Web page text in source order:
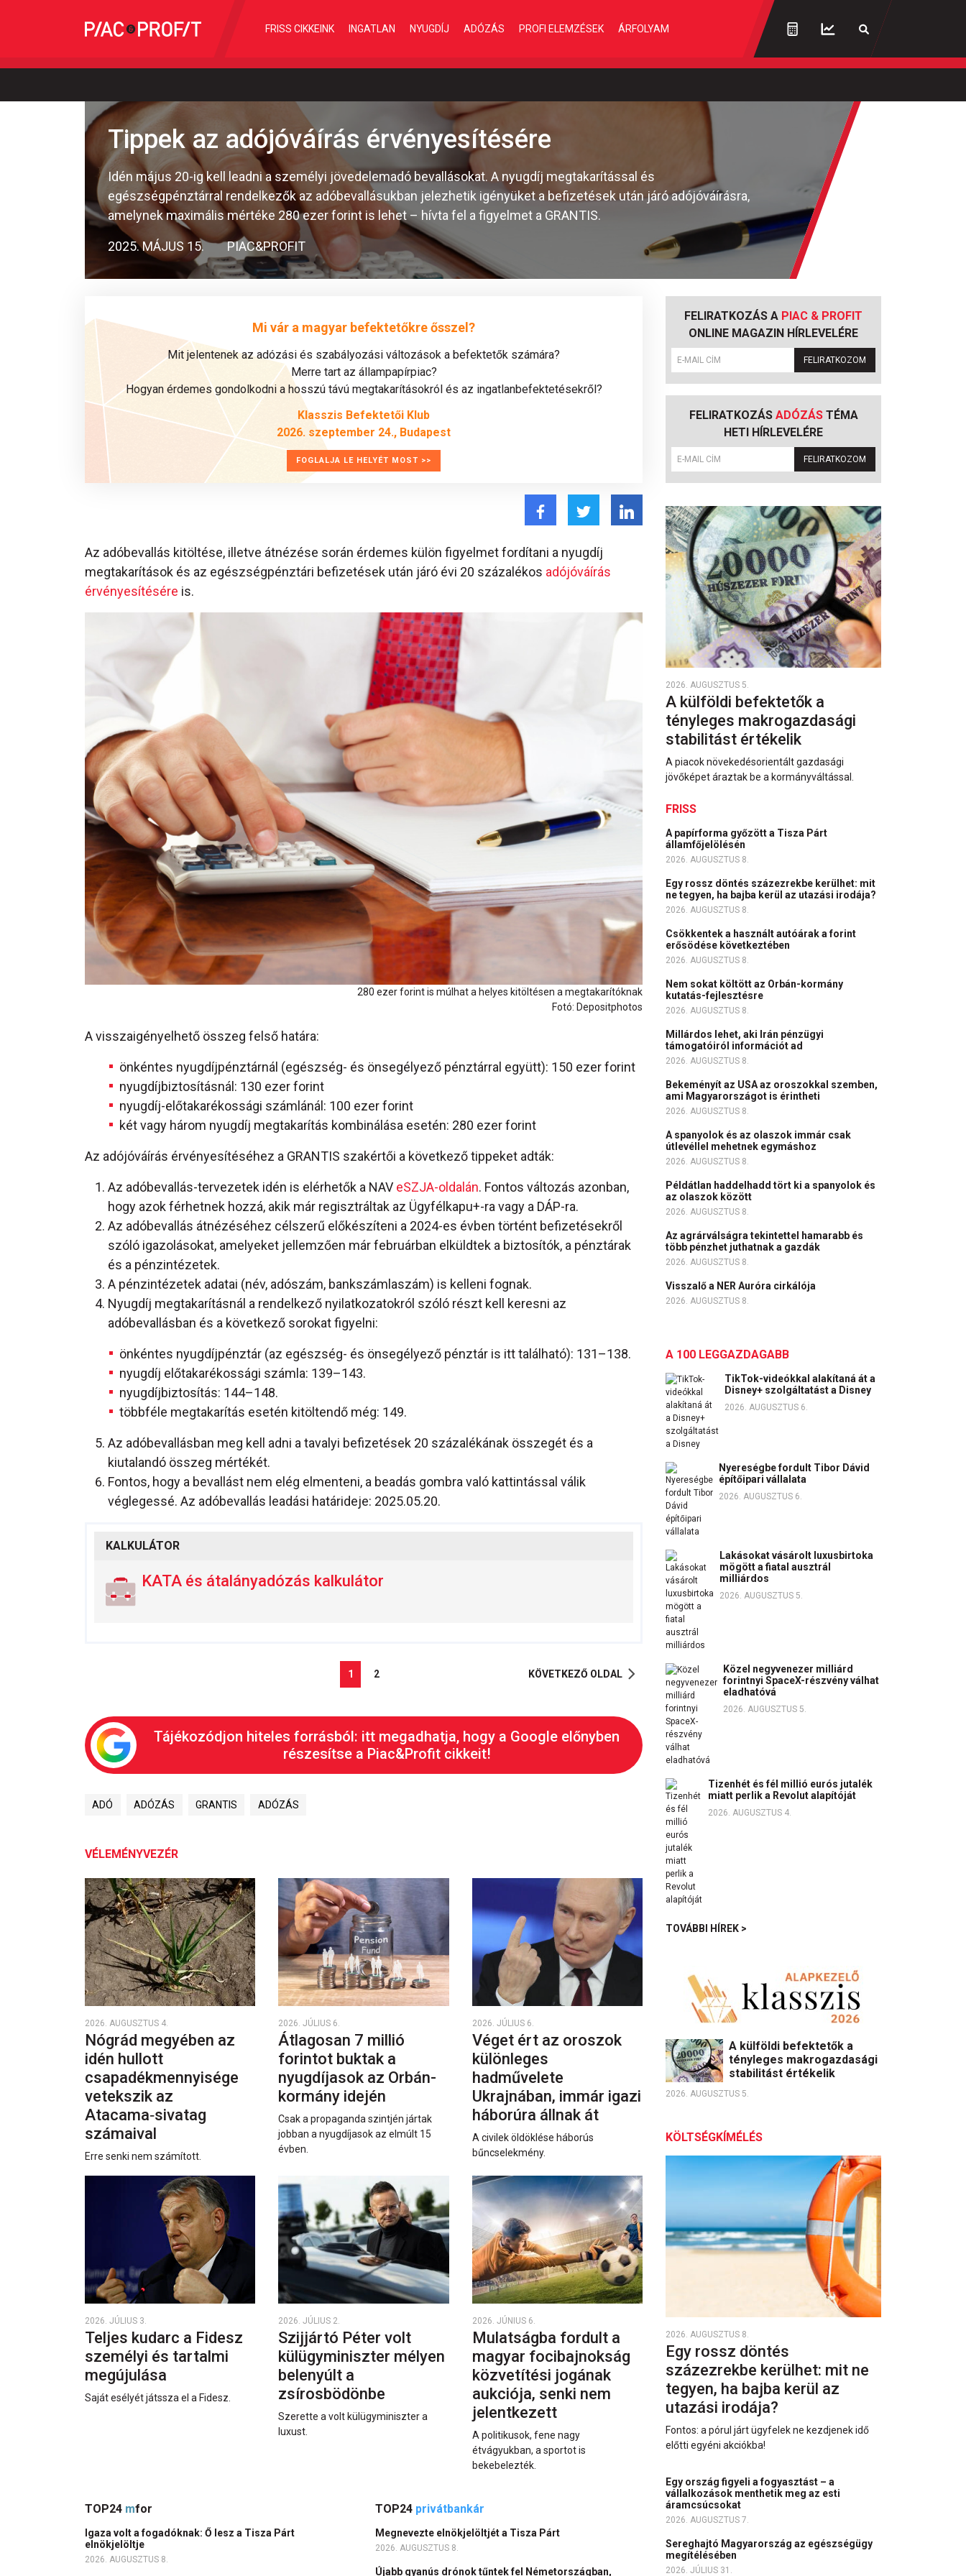
FRISS CIKKEINK INGATLAN NYUGDÍJ ADÓZÁS PROFI ELEMZÉSEK ÁRFOLYAM
Tippek az adójóváírás érvényesítésére
Idén május 20-ig kell leadni a személyi jövedelemadó bevallásokat. A nyugdíj megtakarítással és
egészségpénztárral rendelkezők az adóbevallásukban jelezhetik igényüket a befizetések után járó adójóváírásra,
amelynek maximális mértéke 280 ezer forint is lehet – hívta fel a figyelmet a GRANTIS.
2025. MÁJUS 15. PIAC&PROFIT
Mi vár a magyar befektetőkre ősszel?
Mit jelentenek az adózási és szabályozási változások a befektetők számára?
Merre tart az állampapírpiac?
Hogyan érdemes gondolkodni a hosszú távú megtakarításokról és az ingatlanbefektetésekről?
Klasszis Befektetői Klub
2026. szeptember 24., Budapest
FOGLALJA LE HELYÉT MOST >>
Az adóbevallás kitöltése, illetve átnézése során érdemes külön figyelmet fordítani a nyugdíj
megtakarítások és az egészségpénztári befizetések után járó évi 20 százalékos adójóváírás
érvényesítésére is.
280 ezer forint is múlhat a helyes kitöltésen a megtakarítóknak
Fotó: Depositphotos
A visszaigényelhető összeg felső határa:
önkéntes nyugdíjpénztárnál (egészség- és önsegélyező pénztárral együtt): 150 ezer forint
nyugdíjbiztosításnál: 130 ezer forint
nyugdíj-előtakarékossági számlánál: 100 ezer forint
két vagy három nyugdíj megtakarítás kombinálása esetén: 280 ezer forint
Az adójóváírás érvényesítéséhez a GRANTIS szakértői a következő tippeket adták:
Az adóbevallás-tervezetek idén is elérhetők a NAV eSZJA-oldalán. Fontos változás azonban,
hogy azok férhetnek hozzá, akik már regisztráltak az Ügyfélkapu+-ra vagy a DÁP-ra.
Az adóbevallás átnézéséhez célszerű előkészíteni a 2024-es évben történt befizetésekről
szóló igazolásokat, amelyeket jellemzően már februárban elküldtek a biztosítók, a pénztárak
és a pénzintézetek.
A pénzintézetek adatai (név, adószám, bankszámlaszám) is kelleni fognak.
Nyugdíj megtakarításnál a rendelkező nyilatkozatokról szóló részt kell keresni az
adóbevallásban és a következő sorokat figyelni:
önkéntes nyugdíjpénztár (az egészség- és önsegélyező pénztár is itt található): 131–138.
nyugdíj előtakarékossági számla: 139–143.
nyugdíjbiztosítás: 144–148.
többféle megtakarítás esetén kitöltendő még: 149.
Az adóbevallásban meg kell adni a tavalyi befizetések 20 százalékának összegét és a
kiutalandó összeg mértékét.
Fontos, hogy a bevallást nem elég elmenteni, a beadás gombra való kattintással válik
véglegessé. Az adóbevallás leadási határideje: 2025.05.20.
KALKULÁTOR
KATA és átalányadózás kalkulátor
1 2 KÖVETKEZŐ OLDAL
Tájékozódjon hiteles forrásból: itt megadhatja, hogy a Google előnyben
részesítse a Piac&Profit cikkeit!
ADÓ ADÓZÁS GRANTIS ADÓZÁS
VÉLEMÉNYVEZÉR
2026. AUGUSZTUS 4.
Nógrád megyében az
idén hullott
csapadékmennyisége
vetekszik az
Atacama‑sivatag
számaival
Erre senki nem számított.
2026. JÚLIUS 6.
Átlagosan 7 millió
forintot buktak a
nyugdíjasok az Orbán-
kormány idején
Csak a propaganda szintjén jártak
jobban a nyugdíjasok az elmúlt 15
évben.
2026. JÚLIUS 6.
Véget ért az oroszok
különleges
hadművelete
Ukrajnában, immár igazi
háborúra állnak át
A civilek öldöklése háborús
bűncselekmény.
2026. JÚLIUS 3.
Teljes kudarc a Fidesz
személyi és tartalmi
megújulása
Saját esélyét játssza el a Fidesz.
2026. JÚLIUS 2.
Szijjártó Péter volt
külügyminiszter mélyen
belenyúlt a
zsírosbödönbe
Szerette a volt külügyminiszter a
luxust.
2026. JÚNIUS 6.
Mulatságba fordult a
magyar focibajnokság
közvetítési jogának
aukciója, senki nem
jelentkezett
A politikusok, fene nagy
étvágyukban, a sportot is
bekebelezték.
TOP24 mfor
Igaza volt a fogadóknak: Ő lesz a Tisza Párt
elnökjelöltje
2026. AUGUSZTUS 8.
TOP24 privátbankár
Megnevezte elnökjelöltjét a Tisza Párt
2026. AUGUSZTUS 8.
Újabb gyanús drónok tűntek fel Németországban,
FELIRATKOZÁS A PIAC & PROFIT
ONLINE MAGAZIN HÍRLEVELÉRE
FELIRATKOZOM
FELIRATKOZÁS ADÓZÁSTÉMA
HETI HÍRLEVELÉRE
FELIRATKOZOM
2026. AUGUSZTUS 5.
A külföldi befektetők a
tényleges makrogazdasági
stabilitást értékelik
A piacok növekedésorientált gazdasági
jövőképet áraztak be a kormányváltással.
FRISS
A papírforma győzött a Tisza Párt
államfőjelölésén
2026. AUGUSZTUS 8.
Egy rossz döntés százezrekbe kerülhet: mit
ne tegyen, ha bajba kerül az utazási irodája?
2026. AUGUSZTUS 8.
Csökkentek a használt autóárak a forint
erősödése következtében
2026. AUGUSZTUS 8.
Nem sokat költött az Orbán-kormány
kutatás-fejlesztésre
2026. AUGUSZTUS 8.
Millárdos lehet, aki Irán pénzügyi
támogatóiról információt ad
2026. AUGUSZTUS 8.
Bekeményít az USA az oroszokkal szemben,
ami Magyarországot is érintheti
2026. AUGUSZTUS 8.
A spanyolok és az olaszok immár csak
útlevéllel mehetnek egymáshoz
2026. AUGUSZTUS 8.
Példátlan haddelhadd tört ki a spanyolok és
az olaszok között
2026. AUGUSZTUS 8.
Az agrárválságra tekintettel hamarabb és
több pénzhet juthatnak a gazdák
2026. AUGUSZTUS 8.
Visszalő a NER Auróra cirkálója
2026. AUGUSZTUS 8.
A 100 LEGGAZDAGABB
TikTok-videókkal alakítaná át a
Disney+ szolgáltatást a Disney
2026. AUGUSZTUS 6.
Nyereségbe fordult Tibor Dávid
építőipari vállalata
2026. AUGUSZTUS 6.
Lakásokat vásárolt luxusbirtoka
mögött a fiatal ausztrál
milliárdos
2026. AUGUSZTUS 5.
Közel negyvenezer milliárd
forintnyi SpaceX-részvény válhat
eladhatóvá
2026. AUGUSZTUS 5.
Tizenhét és fél millió eurós jutalék
miatt perlik a Revolut alapítóját
2026. AUGUSZTUS 4.
TOVÁBBI HÍREK >
A külföldi befektetők a
tényleges makrogazdasági
stabilitást értékelik
2026. AUGUSZTUS 5.
KÖLTSÉGKÍMÉLÉS
2026. AUGUSZTUS 8.
Egy rossz döntés
százezrekbe kerülhet: mit ne
tegyen, ha bajba kerül az
utazási irodája?
Fontos: a pórul járt ügyfelek ne kezdjenek idő
előtti egyéni akciókba!
Egy ország figyeli a fogyasztást – a
vállalkozások menthetik meg az esti
áramcsúcsokat
2026. AUGUSZTUS 7.
Sereghajtó Magyarország az egészségügy
megítélésében
2026. JÚLIUS 31.